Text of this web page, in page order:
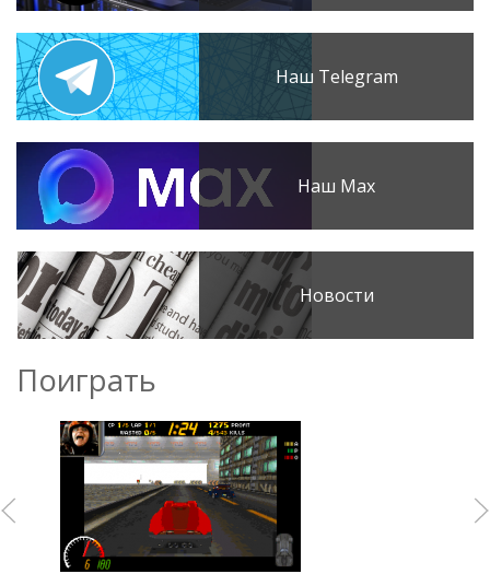
Наш Telegram
Наш Max
Новости
Поиграть